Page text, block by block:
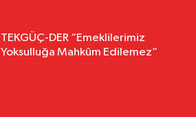
TEKGÜÇ-DER “Emeklilerimiz
Yoksulluğa Mahkûm Edilemez”